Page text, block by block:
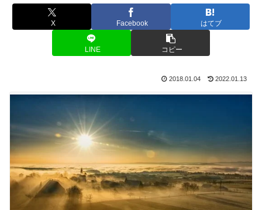
X Facebook はてブ
LINE コピー
2018.01.04 2022.01.13